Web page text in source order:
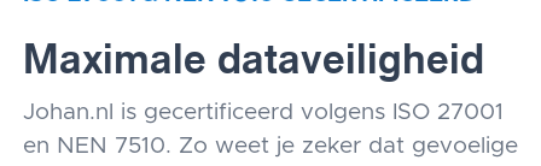
Maximale dataveiligheid
Johan.nl is gecertificeerd volgens ISO 27001
en NEN 7510. Zo weet je zeker dat gevoelige